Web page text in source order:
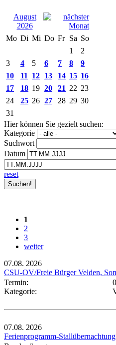
August
2026
Mo Di Mi Do Fr Sa So
1
2
3
4 5 6 7 8
9
10
11 12 13 14 15 16
17
18 19 20 21 22 23
24
25 26 27 28 29 30
31
Hier können Sie gezielt suchen:
Kategorie
Suchwort
Datum
reset
1
2
3
weiter
07.08. 2026
CSU-OV/Freie Bürger Velden,
Termin:
Kategorie:
07.08. 2026
Ferienprogramm-Stallübernachtung